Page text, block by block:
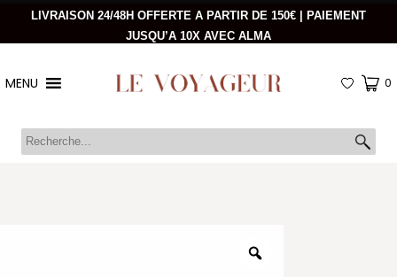
LIVRAISON 24/48H OFFERTE A PARTIR DE 150€ | PAIEMENT
JUSQU’A 10X AVEC ALMA
MENU 0